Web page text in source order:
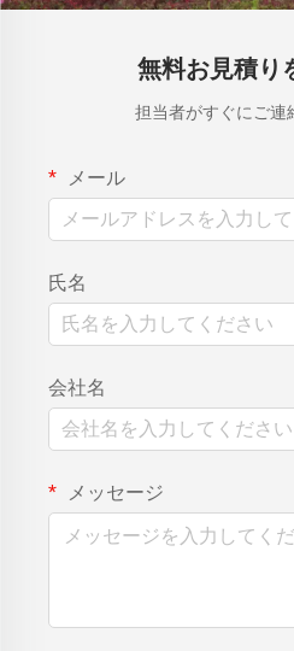
無料お見積り
担当者がすぐにご連
メール
氏名
会社名
メッセージ